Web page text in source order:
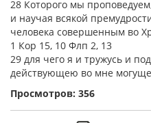
28 Которого мы
и научая всякой
человека совершенным во
1 Кор 15, 10 Флп 2, 13
29 для чего я и тружусь и
действующею во мне
Просмотров: 356